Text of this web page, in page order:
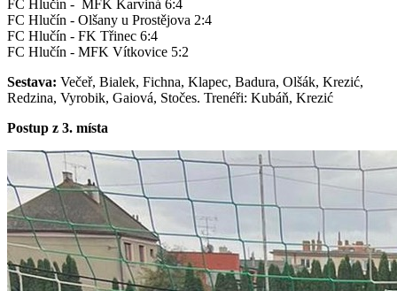
FC Hlučín - MFK Karviná 6:4
FC Hlučín - Olšany u Prostějova 2:4
FC Hlučín - FK Třinec 6:4
FC Hlučín - MFK Vítkovice 5:2
Sestava: Večeř, Bialek, Fichna, Klapec, Badura, Olšák, Krezić,
Redzina, Vyrobik, Gaiová, Stočes. Trenéři: Kubáň, Krezić
Postup z 3. místa